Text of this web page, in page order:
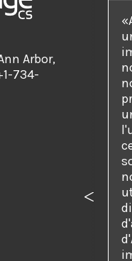
Arbor,
734-